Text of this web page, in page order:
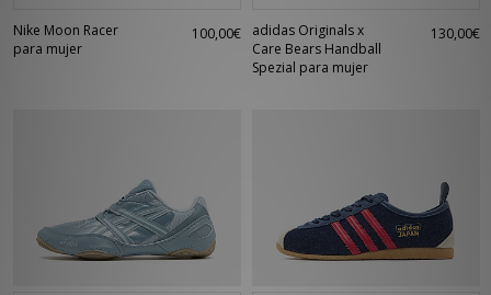
Nike Moon Racer
para mujer
100,00€
adidas Originals x
Care Bears Handball
Spezial para mujer
130,00€